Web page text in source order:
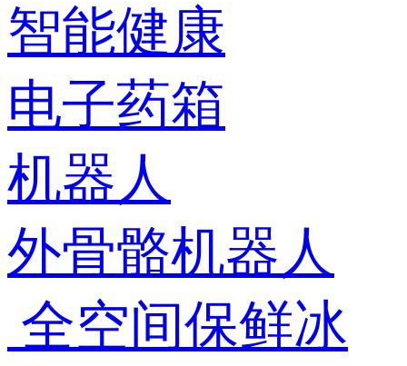
智能健康
电子药箱
机器人
外骨骼机器人
全空间保鲜冰